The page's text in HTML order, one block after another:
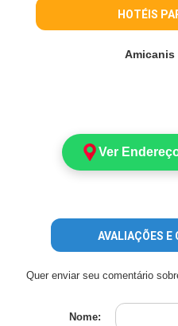
HOTÉIS
Amicanis
Ver
AVALIAÇÕES E
Quer enviar seu comentário
Nome: